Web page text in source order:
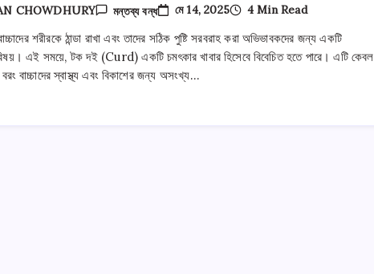
CHOWDHURY
গরমে
বাচ্চাদের
টক
দই:
উপকারিতা,
কখন
মন্তব্য বন্ধ মে 14, 2025 4 Min Read
শরীরকে ঠান্ডা রাখা এবং তাদের সঠিক পুষ্টি সরবরাহ করা অভিভাবকদের জন্য একটি
এই সময়ে, টক দই (Curd) একটি চমৎকার খাবার হিসেবে বিবেচিত হতে পারে। এটি কেবল
বাচ্চাদের স্বাস্থ্য এবং বিকাশের জন্য অসংখ্য…